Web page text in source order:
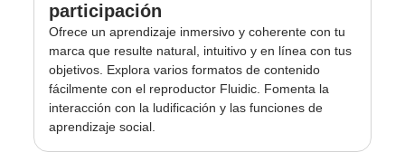
participación
Ofrece un aprendizaje inmersivo y coherente con tu
marca que resulte natural, intuitivo y en línea con tus
objetivos. Explora varios formatos de contenido
fácilmente con el reproductor Fluidic. Fomenta la
interacción con la ludificación y las funciones de
aprendizaje social.